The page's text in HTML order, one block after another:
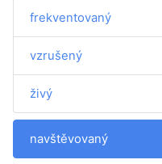
frekventovaný
vzrušený
živý
navštěvovaný